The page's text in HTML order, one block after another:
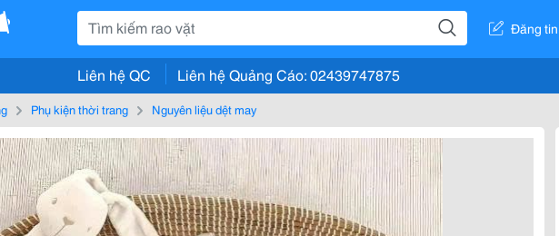
Đăng tin
Liên hệ QC Liên hệ Quảng Cáo: 02439747875
Phụ kiện thời trang Nguyên liệu dệt may